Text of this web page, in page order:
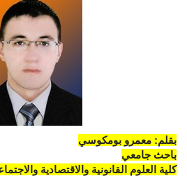
بقلم: معمرو بومكوسي
باحث جامعي
كلية العلوم القانونية والاقتصادية